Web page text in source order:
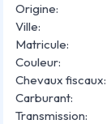
Origine:
Ville:
Matricule:
Couleur:
Chevaux fiscaux:
Carburant:
Transmission: